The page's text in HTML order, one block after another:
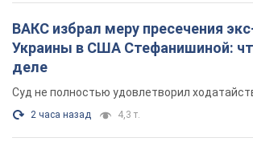
ВАКС избрал меру пресечения
Украины в США Стефанишиной:
деле
Суд не полностью удовлетворил
2 часа назад 4,3 т.